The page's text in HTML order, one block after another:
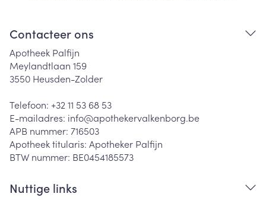
Contacteer ons
Apotheek Palfijn
Meylandtlaan 159
3550 Heusden-Zolder
Telefoon: +32 11 53 68 53
E-mailadres: info@apothekervalkenborg.be
APB nummer: 716503
Apotheek titularis: Apotheker Palfijn
BTW nummer: BE0454185573
Nuttige links